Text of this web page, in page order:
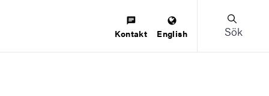
Kontakt English Sök